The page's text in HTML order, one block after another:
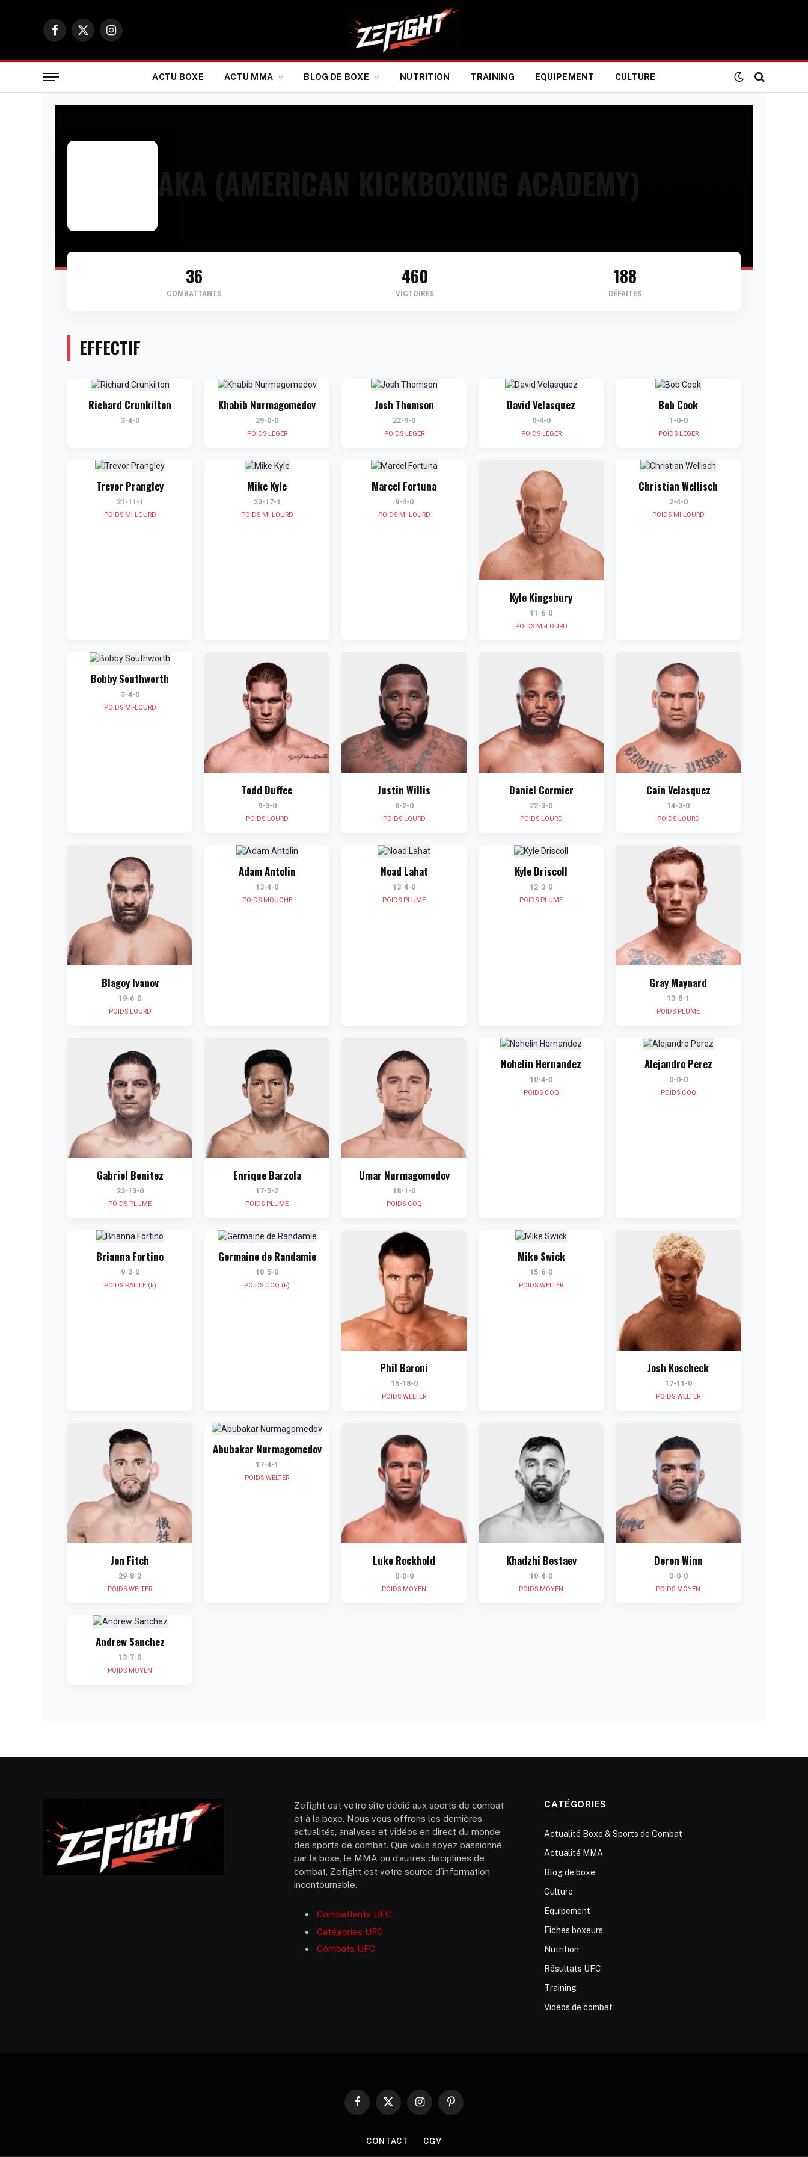
Facebook
X
Instagram
ACTU BOXE ACTU MMA BLOG DE BOXE NUTRITION TRAINING EQUIPEMENT CULTURE
36
COMBATTANTS
460
VICTOIRES
188
DÉFAITES
EFFECTIF
Richard Crunkilton
3-4-0
Khabib Nurmagomedov
29-0-0
POIDS LÉGER
Josh Thomson
22-9-0
POIDS LÉGER
David Velasquez
0-4-0
POIDS LÉGER
Bob Cook
1-0-0
POIDS LÉGER
Trevor Prangley
31-11-1
POIDS MI-LOURD
Mike Kyle
23-17-1
POIDS MI-LOURD
Marcel Fortuna
9-4-0
POIDS MI-LOURD
Kyle Kingsbury
11-6-0
POIDS MI-LOURD
Christian Wellisch
2-4-0
POIDS MI-LOURD
Bobby Southworth
3-4-0
POIDS MI-LOURD
Todd Duffee
9-3-0
POIDS LOURD
Justin Willis
8-2-0
POIDS LOURD
Daniel Cormier
22-3-0
POIDS LOURD
Cain Velasquez
14-3-0
POIDS LOURD
Blagoy Ivanov
19-6-0
POIDS LOURD
Adam Antolin
13-4-0
POIDS MOUCHE
Noad Lahat
13-4-0
POIDS PLUME
Kyle Driscoll
12-3-0
POIDS PLUME
Gray Maynard
13-8-1
POIDS PLUME
Gabriel Benitez
23-13-0
POIDS PLUME
Enrique Barzola
17-5-2
POIDS PLUME
Umar Nurmagomedov
18-1-0
POIDS COQ
Nohelin Hernandez
10-4-0
POIDS COQ
Alejandro Perez
0-0-0
POIDS COQ
Brianna Fortino
9-3-0
POIDS PAILLE (F)
Germaine de Randamie
10-5-0
POIDS COQ (F)
Phil Baroni
15-18-0
POIDS WELTER
Mike Swick
15-6-0
POIDS WELTER
Josh Koscheck
17-11-0
POIDS WELTER
Jon Fitch
29-8-2
POIDS WELTER
Abubakar Nurmagomedov
17-4-1
POIDS WELTER
Luke Rockhold
0-0-0
POIDS MOYEN
Khadzhi Bestaev
10-4-0
POIDS MOYEN
Deron Winn
0-0-0
POIDS MOYEN
Andrew Sanchez
13-7-0
POIDS MOYEN
Zefight est votre site dédié aux sports de combat
et à la boxe. Nous vous offrons les dernières
actualités, analyses et vidéos en direct du monde
des sports de combat. Que vous soyez passionné
par la boxe, le MMA ou d’autres disciplines de
combat, Zefight est votre source d’information
incontournable.
Combattants UFC
Catégories UFC
Combats UFC
CATÉGORIES
Actualité Boxe & Sports de Combat
Actualité MMA
Blog de boxe
Culture
Equipement
Fiches boxeurs
Nutrition
Résultats UFC
Training
Vidéos de combat
Facebook
X
InstagramPinterest
CONTACT CGV